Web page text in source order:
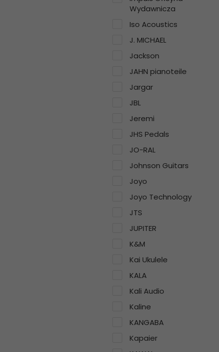
Wydawnicza
Iso Acoustics
J. MICHAEL
Jackson
JAHN pianoteile
Jargar
JBL
Jeremi
JHS Pedals
JO-RAL
Johnson Guitars
Joyo
Joyo Technology
JTS
JUPITER
K&M
Kai Ukulele
KALA
Kali Audio
Kaline
KANGABA
Kapaier